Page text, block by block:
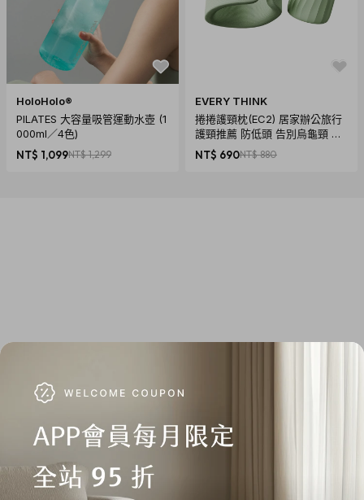
HoloHolo®
PILATES 大容量吸管運動水壺 (1
000ml／4色)
NT$ 1,099NT$ 1,299
EVERY THINK
捲捲護頸枕(EC2) 居家辦公旅行
護頸推薦 防低頭 告別烏龜頸 頸
椎養護 多色可選
NT$ 690NT$ 880